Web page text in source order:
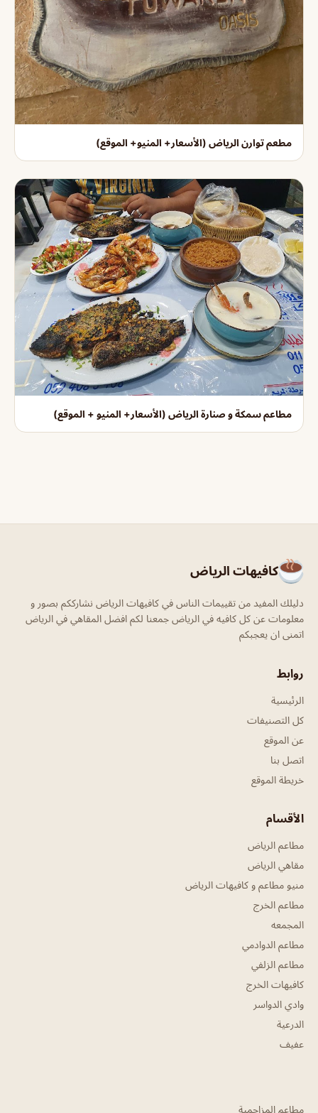
مطعم توارن الرياض (الأسعار+ المنيو+ الموقع)
مطاعم سمكة و صنارة الرياض (الأسعار+ المنيو + الموقع)
كافيهات الرياض
دليلك المفيد من تقييمات الناس في كافيهات الرياض نشارككم بصور و
معلومات عن كل كافيه في الرياض جمعنا لكم افضل المقاهي في الرياض
اتمنى ان يعجبكم
روابط
الرئيسية
كل التصنيفات
عن الموقع
اتصل بنا
خريطة الموقع
الأقسام
مطاعم الرياض
مقاهي الرياض
منيو مطاعم و كافيهات الرياض
مطاعم الخرج
المجمعه
مطاعم الدوادمي
مطاعم الزلفي
كافيهات الخرج
وادي الدواسر
الدرعية
عفيف
مطاعم المزاحمية